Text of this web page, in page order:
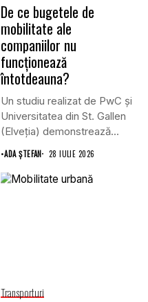
De ce bugetele de
mobilitate ale
companiilor nu
funcționează
întotdeauna?
Un studiu realizat de PwC și
Universitatea din St. Gallen
(Elveția) demonstrează...
•ADA ȘTEFAN 28 IULIE 2026
Transporturi